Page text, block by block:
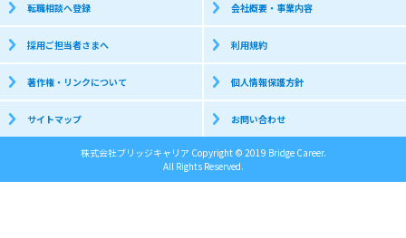
転職相談へ登録 会社概要・事業内容
採用ご担当者さまへ 利用規約
著作権・リンクについて 個人情報保護方針
サイトマップ お問い合わせ
株式会社ブリッジキャリア Copyright © 2019 Bridge Career.
All Rights Reserved.